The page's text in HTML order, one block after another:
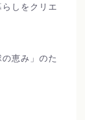
しをクリエ
恵み」のた